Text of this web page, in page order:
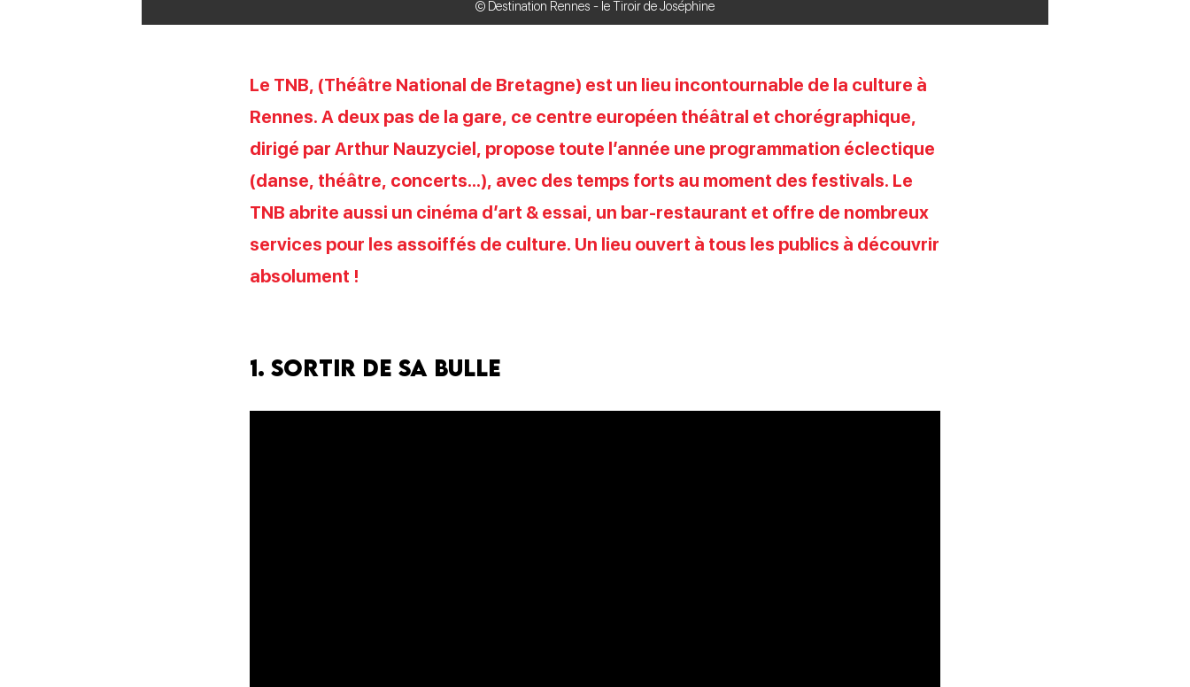
© Destination Rennes - le Tiroir de Joséphine
Le TNB, (Théâtre National de Bretagne) est un lieu incontournable de la culture à
Rennes. A deux pas de la gare, ce centre européen théâtral et chorégraphique,
dirigé par Arthur Nauzyciel, propose toute l’année une programmation éclectique
(danse, théâtre, concerts…), avec des temps forts au moment des festivals. Le
TNB abrite aussi un cinéma d’art & essai, un bar-restaurant et offre de nombreux
services pour les assoiffés de culture. Un lieu ouvert à tous les publics à découvrir
absolument !
1. Sortir de sa bulle